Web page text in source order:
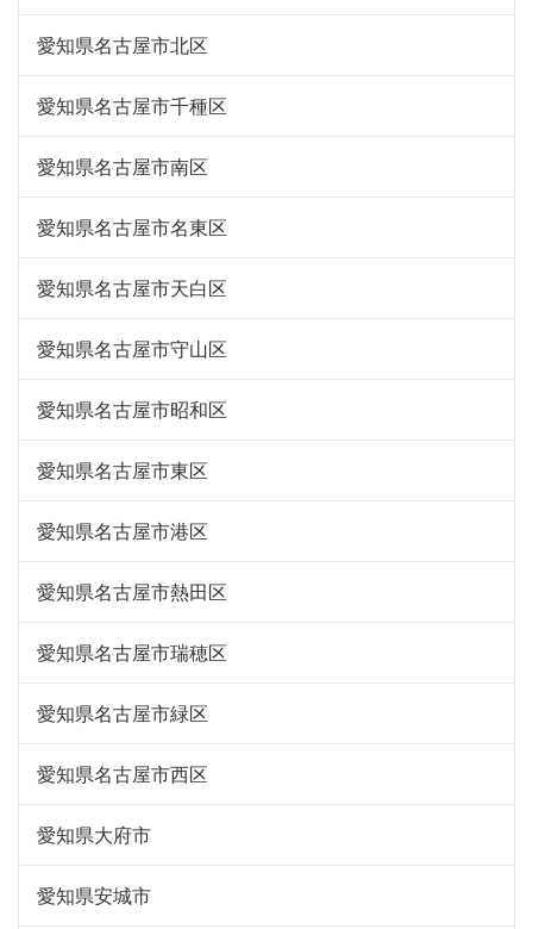
愛知県名古屋市北区
愛知県名古屋市千種区
愛知県名古屋市南区
愛知県名古屋市名東区
愛知県名古屋市天白区
愛知県名古屋市守山区
愛知県名古屋市昭和区
愛知県名古屋市東区
愛知県名古屋市港区
愛知県名古屋市熱田区
愛知県名古屋市瑞穂区
愛知県名古屋市緑区
愛知県名古屋市西区
愛知県大府市
愛知県安城市